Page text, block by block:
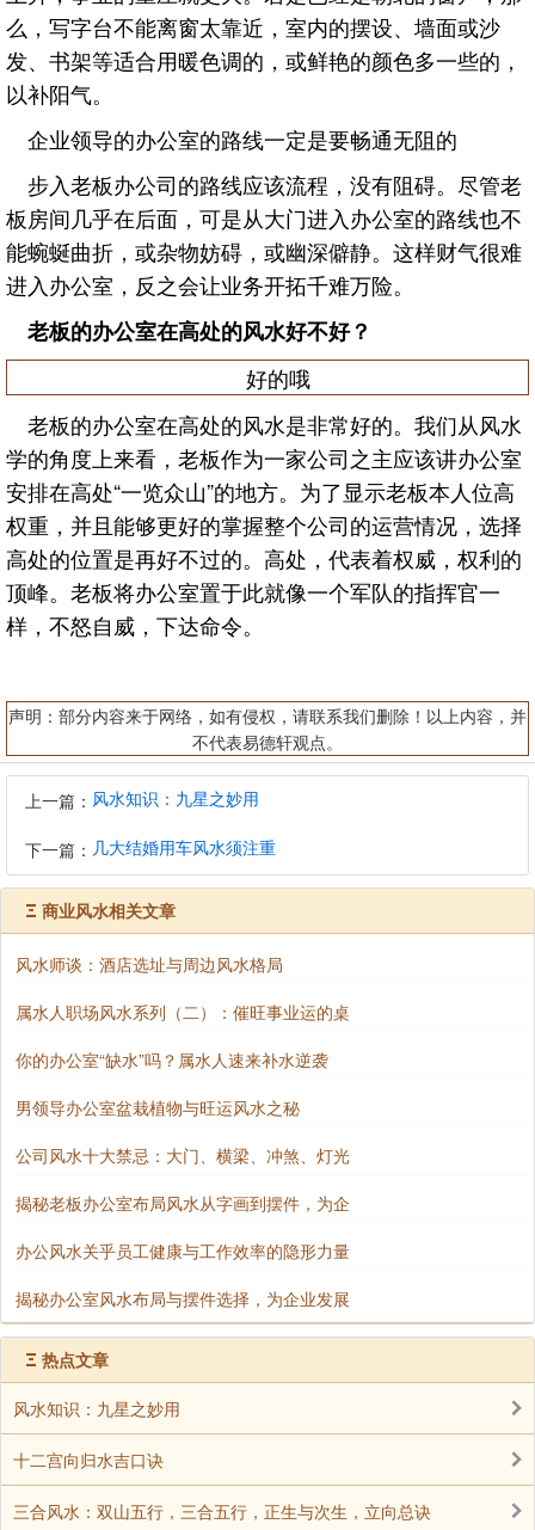
么，写字台不能离窗太靠近，室内的摆设、墙面或沙
发、书架等适合用暖色调的，或鲜艳的颜色多一些的，
以补阳气。
企业领导的办公室的路线一定是要畅通无阻的
步入老板办公司的路线应该流程，没有阻碍。尽管老
板房间几乎在后面，可是从大门进入办公室的路线也不
能蜿蜒曲折，或杂物妨碍，或幽深僻静。这样财气很难
进入办公室，反之会让业务开拓千难万险。
老板的办公室在高处的风水好不好？
好的哦
老板的办公室在高处的风水是非常好的。我们从风水
学的角度上来看，老板作为一家公司之主应该讲办公室
安排在高处“一览众山”的地方。为了显示老板本人位高
权重，并且能够更好的掌握整个公司的运营情况，选择
高处的位置是再好不过的。高处，代表着权威，权利的
顶峰。老板将办公室置于此就像一个军队的指挥官一
样，不怒自威，下达命令。
声明：部分内容来于网络，如有侵权，请联系我们删除！以上内容，并
不代表易德轩观点。
上一篇： 风水知识：九星之妙用
下一篇： 几大结婚用车风水须注重
Ξ 商业风水相关文章
风水师谈：酒店选址与周边风水格局
属水人职场风水系列（二）：催旺事业运的桌
你的办公室“缺水”吗？属水人速来补水逆袭
男领导办公室盆栽植物与旺运风水之秘
公司风水十大禁忌：大门、横梁、冲煞、灯光
揭秘老板办公室布局风水从字画到摆件，为企
办公风水关乎员工健康与工作效率的隐形力量
揭秘办公室风水布局与摆件选择，为企业发展
Ξ 热点文章
风水知识：九星之妙用
十二宫向归水吉口诀
三合风水：双山五行，三合五行，正生与次生，立向总诀